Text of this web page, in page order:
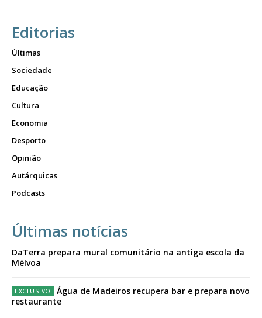
Editorias
Últimas
Sociedade
Educação
Cultura
Economia
Desporto
Opinião
Autárquicas
Podcasts
Últimas notícias
DaTerra prepara mural comunitário na antiga escola da
Mélvoa
Água de Madeiros recupera bar e prepara novo
restaurante